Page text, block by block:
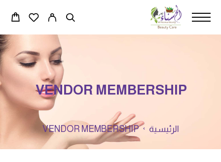
VENDOR MEMBERSHIP
الرئيسية VENDOR MEMBERSHIP